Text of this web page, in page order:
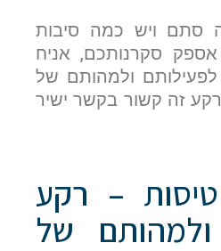
סתם ויש כמה סיבות
אספק סקרנותכם, אניח
ולמהותם של
זה קשור בקשר ישיר
טיסות – רקע
ולמהותם של